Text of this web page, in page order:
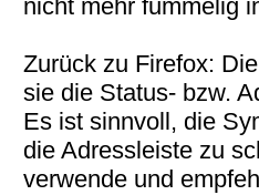
nicht mehr fummelig
Zurück zu Firefox:
sie die Status- bzw.
Es ist sinnvoll, die
die Adressleiste zu
verwende und